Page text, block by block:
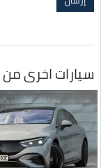
سيارات اخرى من